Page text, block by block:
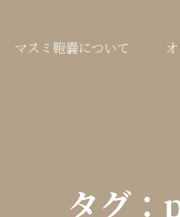
マスミ鞄嚢について
タグ